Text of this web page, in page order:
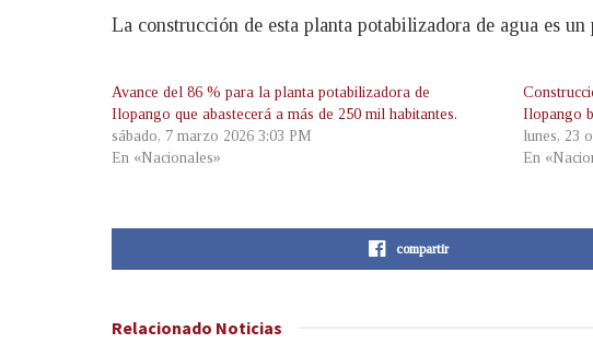
La construcción de esta planta potabilizadora de agua es
Avance del 86 % para la planta potabilizadora de
Ilopango que abastecerá a más de 250 mil habitantes.
sábado, 7 marzo 2026 3:03 PM
En «Nacionales»
Ilopango
lunes, 23
En
compartir
Relacionado Noticias